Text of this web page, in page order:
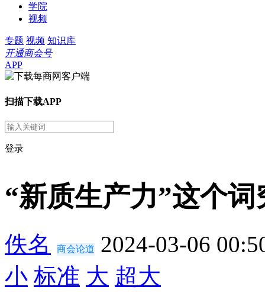
学院
视频
专题 视频 知识库
开通商会号
APP
扫描下载APP
登录
“新质生产力”这个
佚名 商会论道
2024-03-06
小 标准 大 超大